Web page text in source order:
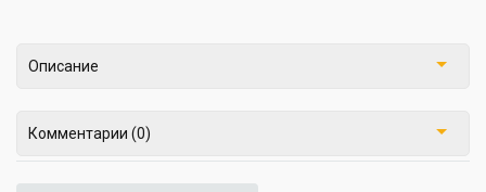
Описание
Комментарии (0)